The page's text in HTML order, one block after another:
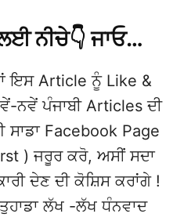
ਨੀਚੇ👇 ਜਾਓ…
ਇਸ Article ਨੂੰ Like &
ਨਵੇਂ ਪੰਜਾਬੀ Articles ਦੀ
Facebook Page
) ਜਰੂਰ ਕਰੋ, ਅਸੀਂ ਸਦਾ
ਦੇਣ ਦੀ ਕੋਸ਼ਿਸ ਕਰਾਂਗੇ !
ਲੱਖ -ਲੱਖ ਧੰਨਵਾਦ